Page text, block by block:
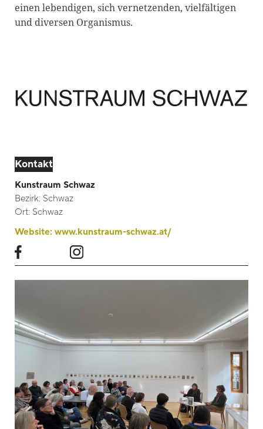
einen lebendigen, sich vernetzenden, vielfältigen
und diversen Organismus.
Kontakt
Kunstraum Schwaz
Bezirk: Schwaz
Ort: Schwaz
Website: www.kunstraum-schwaz.at/
Newsletter